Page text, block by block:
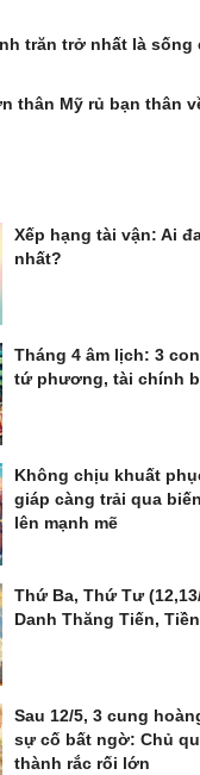
trăn trở nhất là
thân Mỹ rủ bạn thân
Xếp hạng tài vận: Ai
nhất?
Tháng 4 âm lịch: 3
tứ phương, tài chính
Không chịu khuất
giáp càng trải qua
lên mạnh mẽ
Thứ Ba, Thứ Tư
Danh Thăng Tiến,
Sau 12/5, 3 cung
sự cố bất ngờ: Chủ
thành rắc rối lớn